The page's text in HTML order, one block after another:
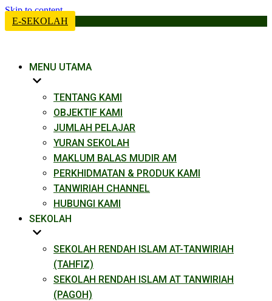
Skip to content
E-SEKOLAH
MENU UTAMA
TENTANG KAMI
OBJEKTIF KAMI
JUMLAH PELAJAR
YURAN SEKOLAH
MAKLUM BALAS MUDIR AM
PERKHIDMATAN & PRODUK KAMI​
TANWIRIAH CHANNEL
HUBUNGI KAMI
SEKOLAH
SEKOLAH RENDAH ISLAM AT-TANWIRIAH
(TAHFIZ)
SEKOLAH RENDAH ISLAM AT TANWIRIAH
(PAGOH)